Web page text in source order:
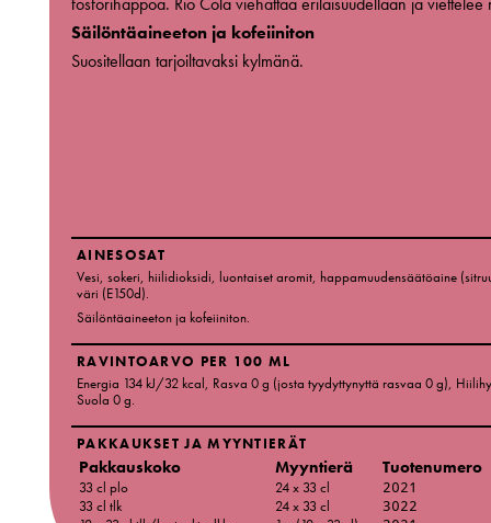
Säilöntäaineeton ja kofeiiniton
Suositellaan tarjoiltavaksi kylmänä.
AINESOSAT
Vesi, sokeri, hiilidioksidi, luontaiset aromit, happamuudensäätöaine
väri (E150d).
Säilöntäaineeton ja kofeiiniton.
RAVINTOARVO PER 100 ML
Energia 134 kJ/32 kcal, Rasva 0 g (josta tyydyttynyttä rasvaa 0 g),
Suola 0 g.
PAKKAUKSET JA MYYNTIERÄT
Pakkauskoko Myyntierä Tuotenumero
33 cl plo 24 x 33 cl 2021
33 cl tlk 24 x 33 cl 3022